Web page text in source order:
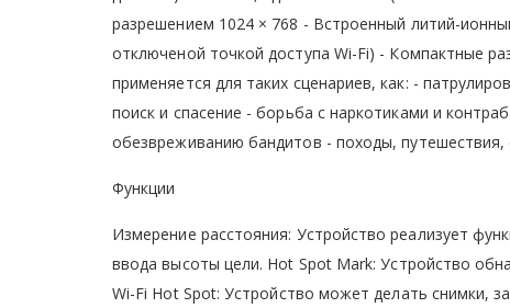
разрешением 1024 × 768 - Встроенный литий-
отключеной точкой доступа Wi-Fi) - Компактные
применяется для таких сценариев, как: -
поиск и спасение - борьба с наркотиками и
обезвреживанию бандитов - походы, путешествия,
Функции
Измерение расстояния: Устройство реализует
ввода высоты цели. Hot Spot Mark: Устройство
Wi-Fi Hot Spot: Устройство может делать снимки,